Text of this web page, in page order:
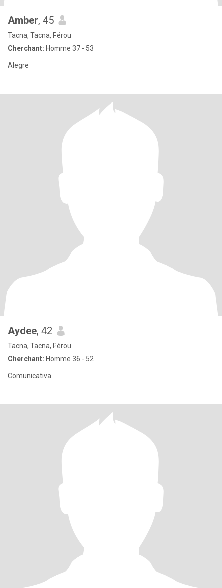
Amber, 45
Tacna, Tacna, Pérou
Cherchant: Homme 37 - 53
Alegre
Aydee, 42
Tacna, Tacna, Pérou
Cherchant: Homme 36 - 52
Comunicativa